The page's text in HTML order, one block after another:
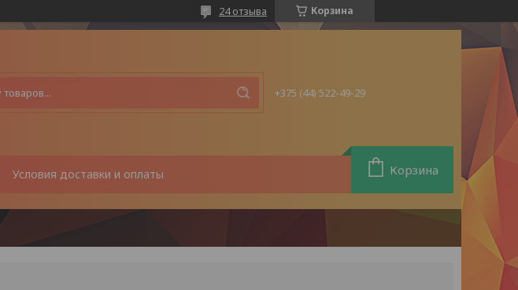
Корзина
24 отзыва
+375 (44) 522-49-29
Условия доставки и оплаты Корзина